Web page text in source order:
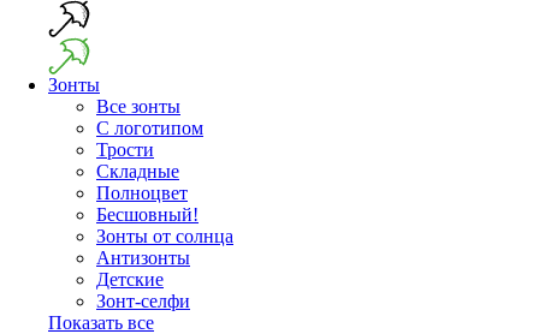
Зонты
Все зонты
С логотипом
Трости
Складные
Полноцвет
Бесшовный!
Зонты от солнца
Антизонты
Детские
Зонт-селфи
Показать все